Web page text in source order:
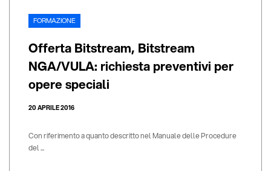
FORMAZIONE
Offerta Bitstream, Bitstream
NGA/VULA: richiesta preventivi per
opere speciali
20 APRILE 2016
Con riferimento a quanto descritto nel Manuale delle Procedure
del ...